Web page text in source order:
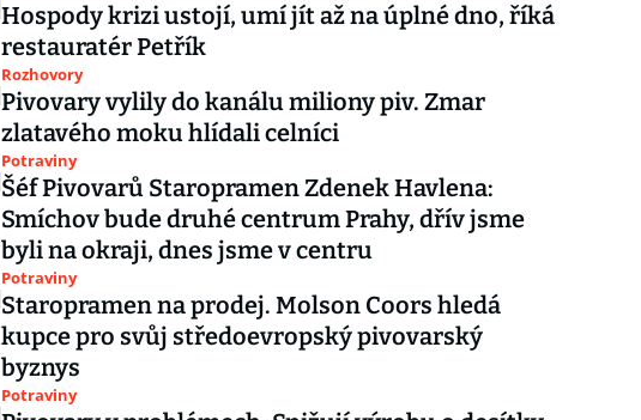
Hospody krizi ustojí, umí jít až na úplné dno, říká
restauratér Petřík
Rozhovory
Pivovary vylily do kanálu miliony piv. Zmar
zlatavého moku hlídali celníci
Potraviny
Šéf Pivovarů Staropramen Zdenek Havlena:
Smíchov bude druhé centrum Prahy, dřív jsme
byli na okraji, dnes jsme v centru
Potraviny
Staropramen na prodej. Molson Coors hledá
kupce pro svůj středoevropský pivovarský
byznys
Potraviny